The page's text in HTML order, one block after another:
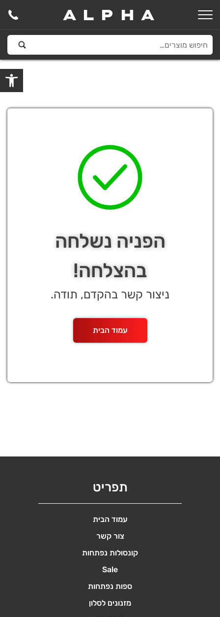
פתח
ALPHA
הפניה נשלחה
בהצלחה!
ניצור קשר בהקדם, תודה.
עמוד הבית
תפריט
עמוד הבית
צור קשר
קונסולות נפתחות
Sale
ספות נפתחות
מזנונים לסלון